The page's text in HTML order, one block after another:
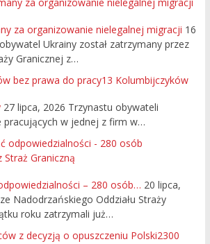
za organizowanie nielegalnej migracji 16
Ukrainy został zatrzymany przez
Granicznej z…
13 Kolumbijczyków
27 lipca, 2026 Trzynastu obywateli
pracujących w jednej z firm w…
– 280 osób… 20 lipca,
Nadodrzańskiego Oddziału Straży
roku zatrzymali już…
2300